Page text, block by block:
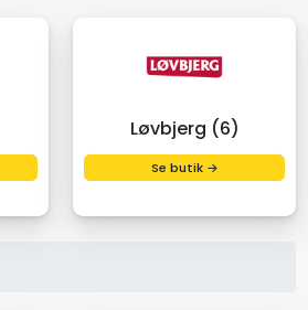
Løvbjerg (6)
Se butik →